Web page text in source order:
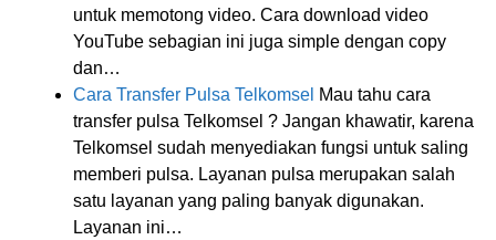
untuk memotong video. Cara download video
YouTube sebagian ini juga simple dengan copy
dan…
Cara Transfer Pulsa Telkomsel Mau tahu cara
transfer pulsa Telkomsel ? Jangan khawatir, karena
Telkomsel sudah menyediakan fungsi untuk saling
memberi pulsa. Layanan pulsa merupakan salah
satu layanan yang paling banyak digunakan.
Layanan ini…